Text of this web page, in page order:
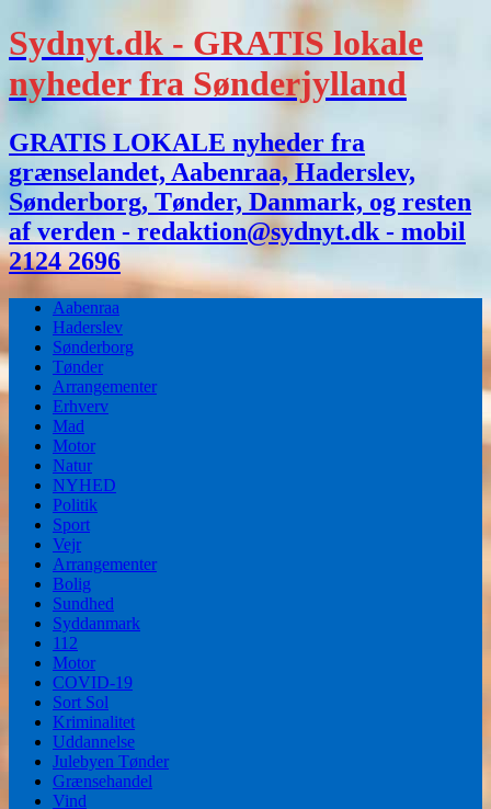
Sydnyt.dk - GRATIS lokale
nyheder fra Sønderjylland
GRATIS LOKALE nyheder fra
grænselandet, Aabenraa, Haderslev,
Sønderborg, Tønder, Danmark, og resten
af verden - redaktion@sydnyt.dk - mobil
2124 2696
Aabenraa
Haderslev
Sønderborg
Tønder
Arrangementer
Erhverv
Mad
Motor
Natur
NYHED
Politik
Sport
Vejr
Arrangementer
Bolig
Sundhed
Syddanmark
112
Motor
COVID-19
Sort Sol
Kriminalitet
Uddannelse
Julebyen Tønder
Grænsehandel
Vind